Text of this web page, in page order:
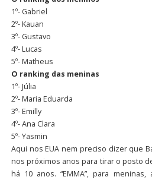
1º- Gabriel
2º- Kauan
3º- Gustavo
4º- Lucas
5º- Matheus
O ranking das meninas
1º- Júlia
2º- Maria Eduarda
3º- Emilly
4º- Ana Clara
5º- Yasmin
Aqui nos EUA nem preciso dizer que
nos próximos anos para tirar o posto de
há 10 anos. “EMMA”, para